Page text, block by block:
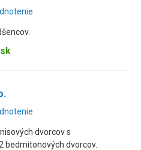
dvorcov s
bedmitonových dvorcov.